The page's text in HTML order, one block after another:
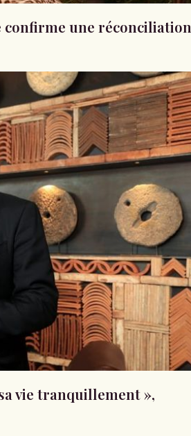
confirme une réconciliation
vie tranquillement »,